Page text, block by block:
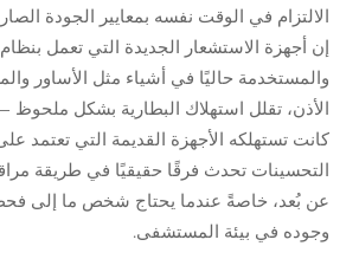
الالتزام في الوقت نفسه بمعايير الجودة
إن أجهزة الاستشعار الجديدة التي تعمل
والمستخدمة حاليًا في أشياء مثل الأساور
الأذن، تقلل استهلاك البطارية بشكل
كانت تستهلكه الأجهزة القديمة التي تعتمد
التحسينات تحدث فرقًا حقيقيًا في طريقة
عن بُعد، خاصةً عندما يحتاج شخص ما إلى
وجوده في بيئة المستشفى.